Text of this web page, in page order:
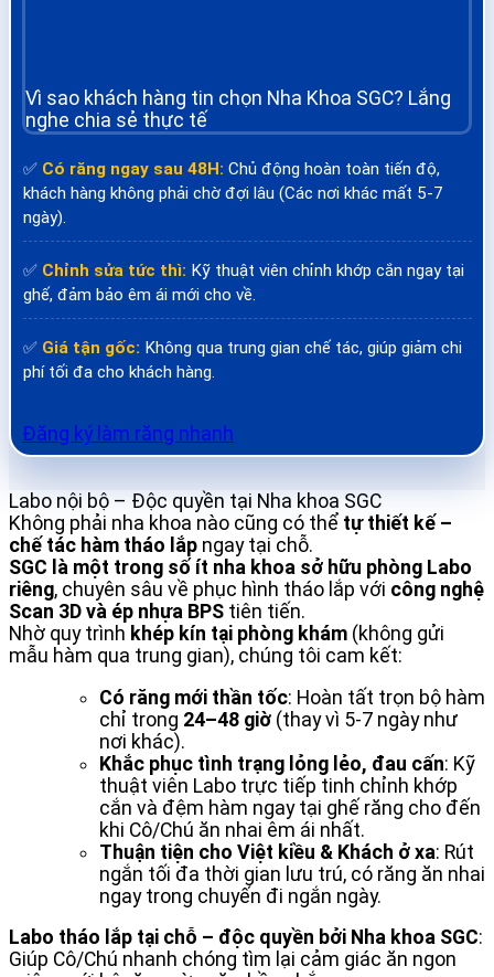
Vì sao khách hàng tin chọn Nha Khoa SGC? Lắng
nghe chia sẻ thực tế
✅ Có răng ngay sau 48H: Chủ động hoàn toàn tiến độ,
khách hàng không phải chờ đợi lâu (Các nơi khác mất 5-7
ngày).
✅ Chỉnh sửa tức thì: Kỹ thuật viên chỉnh khớp cắn ngay tại
ghế, đảm bảo êm ái mới cho về.
✅ Giá tận gốc: Không qua trung gian chế tác, giúp giảm chi
phí tối đa cho khách hàng.
Đăng ký làm răng nhanh
Labo nội bộ – Độc quyền tại Nha khoa SGC
Không phải nha khoa nào cũng có thể tự thiết kế –
chế tác hàm tháo lắp ngay tại chỗ.
SGC là một trong số ít nha khoa sở hữu phòng Labo
riêng, chuyên sâu về phục hình tháo lắp với công nghệ
Scan 3D và ép nhựa BPS tiên tiến.
Nhờ quy trình khép kín tại phòng khám (không gửi
mẫu hàm qua trung gian), chúng tôi cam kết:
Có răng mới thần tốc: Hoàn tất trọn bộ hàm
chỉ trong 24–48 giờ (thay vì 5-7 ngày như
nơi khác).
Khắc phục tình trạng lỏng lẻo, đau cấn: Kỹ
thuật viên Labo trực tiếp tinh chỉnh khớp
cắn và đệm hàm ngay tại ghế răng cho đến
khi Cô/Chú ăn nhai êm ái nhất.
Thuận tiện cho Việt kiều & Khách ở xa: Rút
ngắn tối đa thời gian lưu trú, có răng ăn nhai
ngay trong chuyến đi ngắn ngày.
Labo tháo lắp tại chỗ – độc quyền bởi Nha khoa SGC:
Giúp Cô/Chú nhanh chóng tìm lại cảm giác ăn ngon